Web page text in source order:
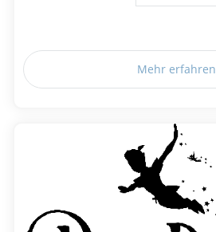
Mehr erfahren